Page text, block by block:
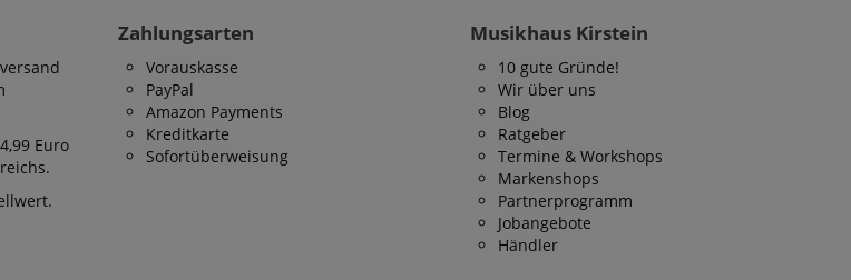
Euro
Zahlungsarten
Vorauskasse
PayPal
Amazon Payments
Kreditkarte
Sofortüberweisung
Musikhaus Kirstein
10 gute Gründe!
Wir über uns
Blog
Ratgeber
Termine & Workshops
Markenshops
Partnerprogramm
Jobangebote
Händler